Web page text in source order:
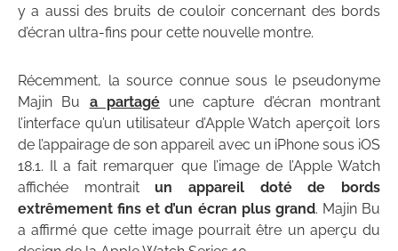
y a aussi des bruits de couloir concernant des bords
d’écran ultra-fins pour cette nouvelle montre.
Récemment, la source connue sous le pseudonyme
Majin Bu a partagéune capture d’écran montrant
l’interface qu’un utilisateur d’Apple Watch aperçoit lors
de l’appairage de son appareil avec un iPhone sous iOS
18.1. Il a fait remarquer que l’image de l’Apple Watch
affichée montrait un appareil doté de bords
extrêmement fins et d’un écran plus grand. Majin Bu
a affirmé que cette image pourrait être un aperçu du